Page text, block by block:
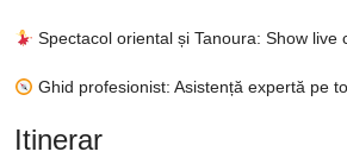
Spectacol oriental și Tanoura: Show live
Ghid profesionist: Asistență expertă pe
Itinerar